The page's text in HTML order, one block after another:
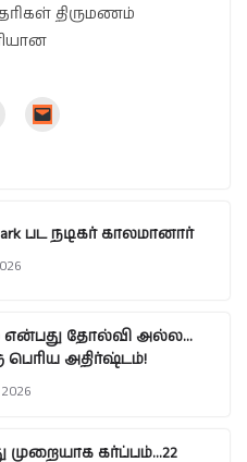
திருமணம்
பட நடிகர் காலமானார்
என்பது தோல்வி அல்ல…
பெரிய அதிர்ஷ்டம்!
முறையாக கர்ப்பம்…22